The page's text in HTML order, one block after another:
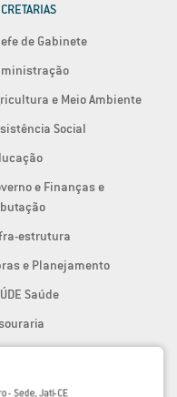
de Gabinete
e Meio Ambiente
Social
e Finanças e
estrutura
e Planejamento
Saúde